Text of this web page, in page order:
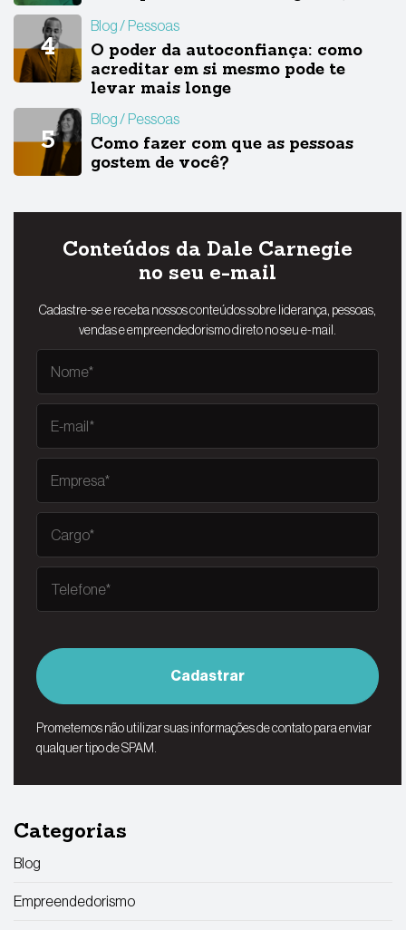
Blog Pessoas
O poder da autoconfiança: como
acreditar em si mesmo pode te
levar mais longe
Blog Pessoas
Como fazer com que as pessoas
gostem de você?
Conteúdos da Dale Carnegie
no seu e-mail
Cadastre-se e receba nossos conteúdos sobre liderança, pessoas,
vendas e empreendedorismo direto no seu e-mail.
Cadastrar
Prometemos não utilizar suas informações de contato para enviar
qualquer tipo de SPAM.
Categorias
Blog
Empreendedorismo